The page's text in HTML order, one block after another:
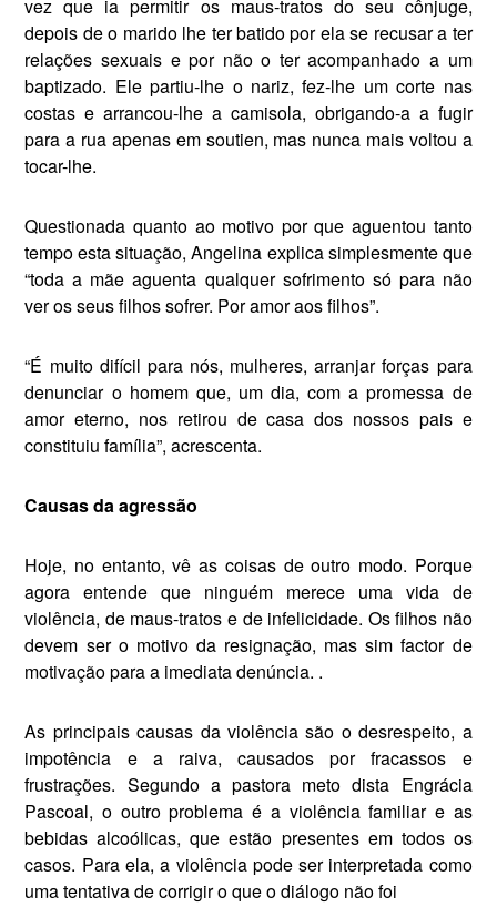
vez que ia permitir os maus-tratos do seu côn­juge,
depois de o marido lhe ter batido por ela se recusar a ter
rela­ções sexuais e por não o ter acom­panhado a um
baptizado. Ele par­tiu-lhe o nariz, fez-lhe um corte nas
costas e arrancou-lhe a camisola, obrigando-a a fugir
para a rua apenas em soutien, mas nunca mais voltou a
tocar-lhe.
Questionada quanto ao motivo por que aguentou tanto
tempo esta situação, Angelina explica sim­plesmente que
“toda a mãe aguenta qualquer sofrimento só para não
ver os seus filhos sofrer. Por amor aos filhos”.
“É muito difícil para nós, mulhe­res, arranjar forças para
denunciar o homem que, um dia, com a pro­messa de
amor eterno, nos retirou de casa dos nossos pais e
constituiu família”, acrescenta.
Causas da agressão
Hoje, no entanto, vê as coisas de outro modo. Porque
agora en­tende que ninguém merece uma vida de
violência, de maus-tratos e de infelicidade. Os filhos não
de­vem ser o motivo da resignação, mas sim factor de
motivação para a imediata denúncia. .
As principais causas da violên­cia são o desrespeito, a
impotên­cia e a raiva, causados por fracas­sos e
frustrações. Segundo a pas­tora meto dista Engrácia
Pascoal, o outro problema é a violência fa­miliar e as
bebidas alcoólicas, que estão presentes em todos os
casos. Para ela, a violência pode ser in­terpretada como
uma tentativa de corrigir o que o diálogo não foi